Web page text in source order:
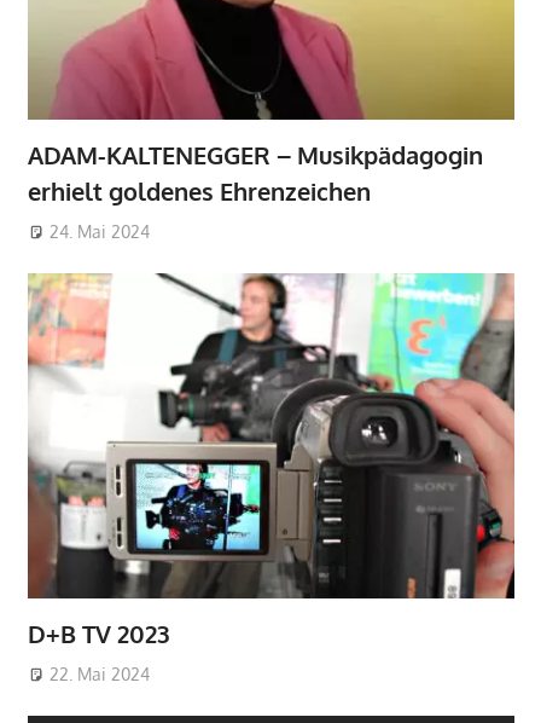
ADAM-KALTENEGGER – Musikpädagogin
erhielt goldenes Ehrenzeichen
24. Mai 2024
D+B TV 2023
22. Mai 2024